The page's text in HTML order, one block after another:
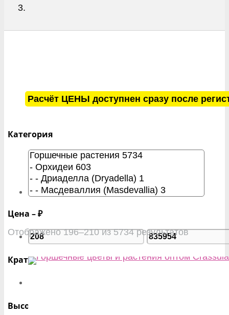
Расчёт ЦЕНЫ доступнен сразу после
Категория
Цена – ₽
Кратность – шт
Высота – см
Отображено 196–210 из 5734 результатов